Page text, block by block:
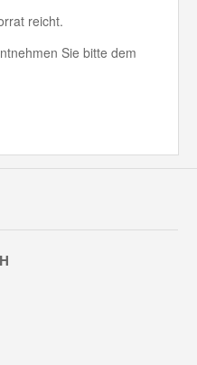
reicht.
Sie bitte dem